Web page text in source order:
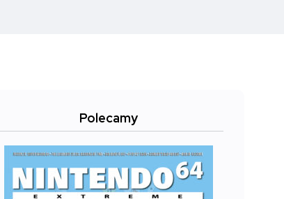
Polecamy